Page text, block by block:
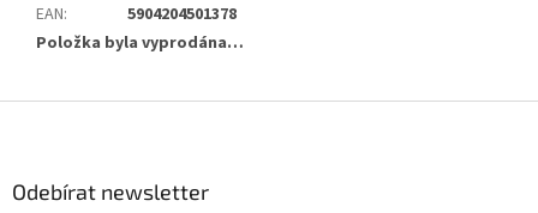
EAN:
5904204501378
Položka byla vyprodána…
Odebírat newsletter